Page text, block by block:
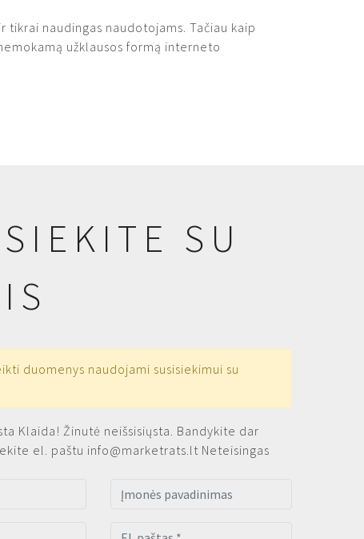
naudingas naudotojams. Tačiau kaip
užklausos formą interneto
SU
duomenys naudojami susisiekimui su
Klaida! Žinutė neišsisiųsta. Bandykite dar
el. paštu info@marketrats.lt Neteisingas